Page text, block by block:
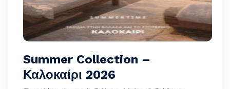
Summer Collection –
Καλοκαίρι 2026